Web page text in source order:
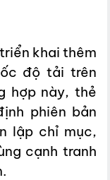
khai thêm
độ tải trên
hợp này, thẻ
phiên bản
lập chỉ mục,
cạnh tranh